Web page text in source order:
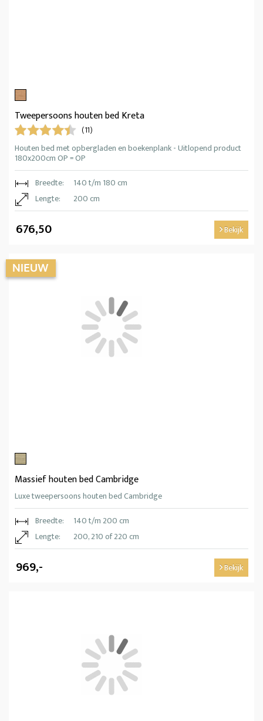
Tweepersoons houten bed Kreta
(11)
Houten bed met opbergladen en boekenplank - Uitlopend product
180x200cm OP = OP
Breedte:
140 t/m 180 cm
Lengte:
200 cm
676,50 Bekijk
Massief houten bed Cambridge
Luxe tweepersoons houten bed Cambridge
Breedte:
140 t/m 200 cm
Lengte:
200, 210 of 220 cm
969,- Bekijk